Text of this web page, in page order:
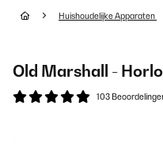
Huishoudelijke Apparaten
Old Marshall -
103